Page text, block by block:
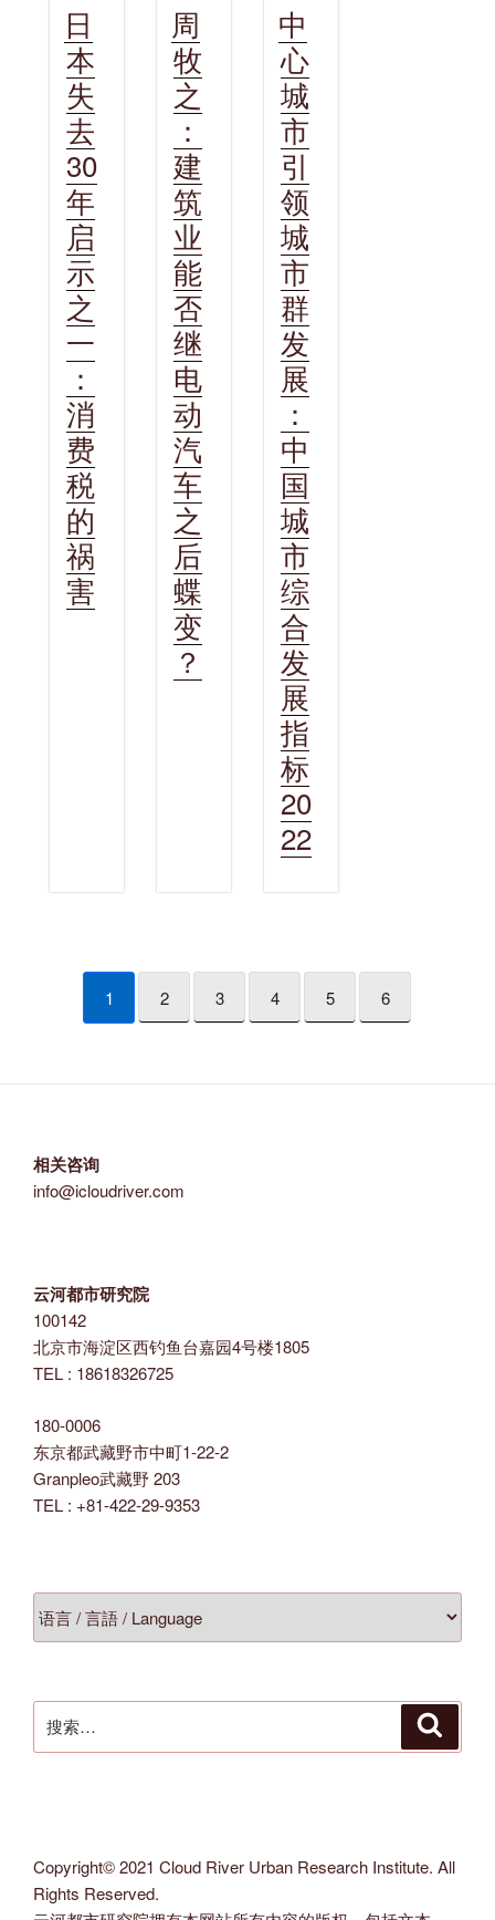
日
本
失
去
30
年
启
示
之
一
：
消
费
税
的
祸
害
周
牧
之
：
建
筑
业
能
否
继
电
动
汽
车
之
后
蝶
变
？
中
心
城
市
引
领
城
市
群
发
展
：
中
国
城
市
综
合
发
展
指
标
20
22
1 2 3 4 5 6
相关咨询
info@icloudriver.com
云河都市研究院
100142
北京市海淀区西钓鱼台嘉园4号楼1805
TEL : 18618326725
180-0006
东京都武藏野市中町1-22-2
Granpleo武藏野 203
TEL : +81-422-29-9353
索：
Copyright© 2021 Cloud River Urban Research Institute. All
Rights Reserved.